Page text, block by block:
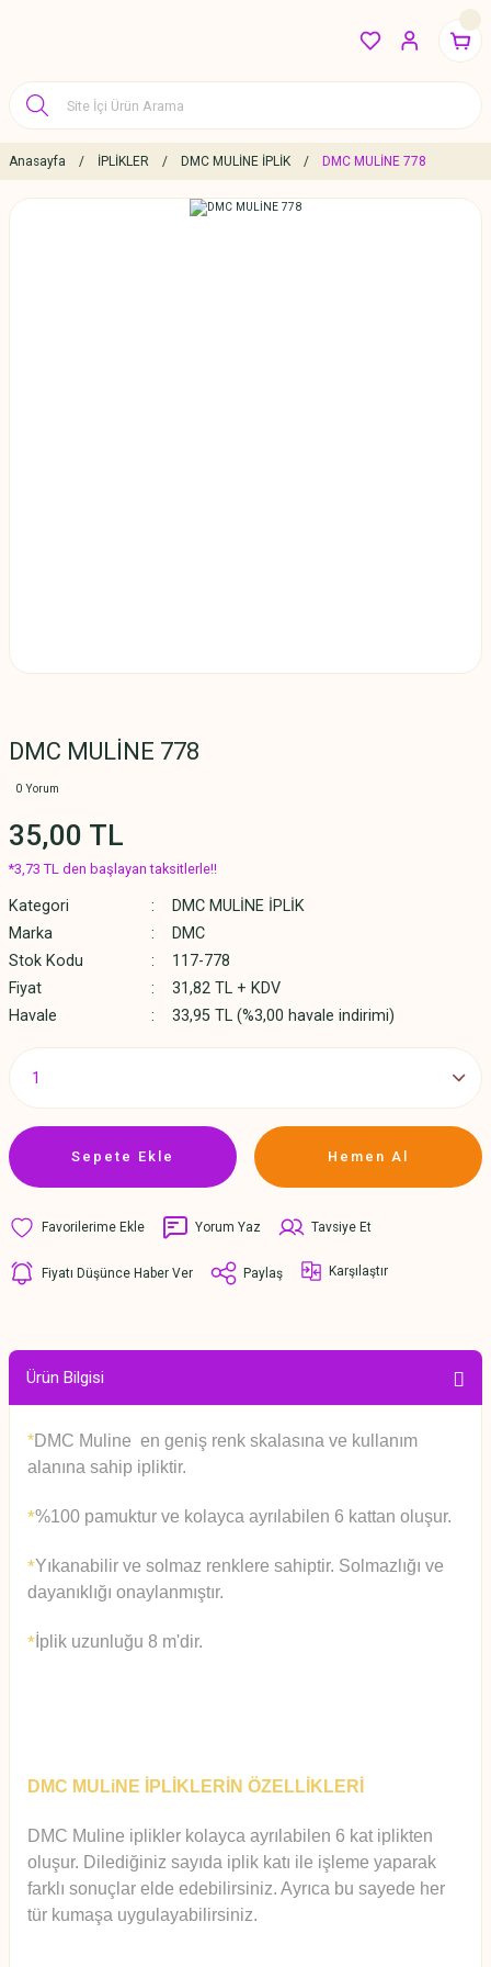
Anasayfa İPLİKLER DMC MULİNE İPLİK DMC MULİNE 778
DMC MULİNE 778
0 Yorum
35,00 TL
*3,73 TL den başlayan taksitlerle!!
Kategori
DMC MULİNE İPLİK
Marka
DMC
Stok Kodu
117-778
Fiyat
31,82 TL + KDV
Havale
33,95 TL (%3,00 havale indirimi)
Sepete Ekle Hemen Al
Yorum Yaz Tavsiye Et
Fiyatı Düşünce Haber Ver Paylaş Karşılaştır
Ürün Bilgisi
*DMC Muline en geniş renk skalasına ve kullanım
alanına sahip ipliktir.
*%100 pamuktur ve kolayca ayrılabilen 6 kattan oluşur.
*Yıkanabilir ve solmaz renklere sahiptir. Solmazlığı ve
dayanıklığı onaylanmıştır.
* İplik uzunluğu 8 m'dir.
DMC MULiNE İPLİKLERİN ÖZELLİKLERİ
DMC Muline iplikler kolayca ayrılabilen 6 kat iplikten
oluşur. Dilediğiniz sayıda iplik katı ile işleme yaparak
farklı sonuçlar elde edebilirsiniz. Ayrıca bu sayede her
tür kumaşa uygulayabilirsiniz.